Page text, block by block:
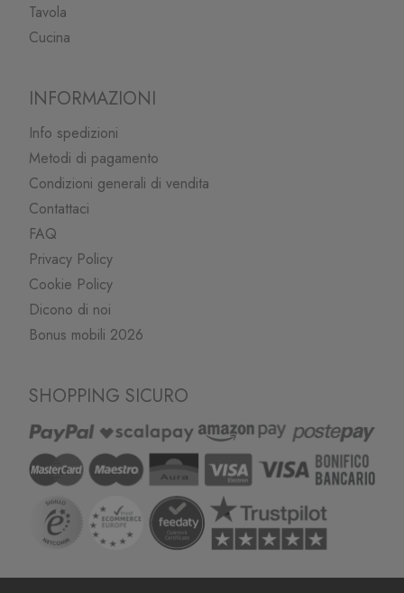
Tavola
Cucina
INFORMAZIONI
Info spedizioni
Metodi di pagamento
Condizioni generali di vendita
Contattaci
FAQ
Privacy Policy
Cookie Policy
Dicono di noi
Bonus mobili 2026
SHOPPING SICURO